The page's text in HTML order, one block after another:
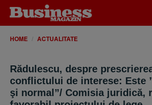
HOME ACTUALITATE
Rădulescu, despre
conflictului de interese: Este
şi normal”/ Comisia juridică,